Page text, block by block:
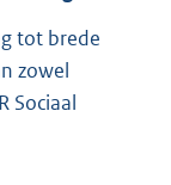
tot brede
zowel
Sociaal